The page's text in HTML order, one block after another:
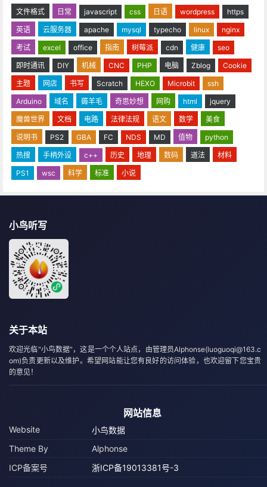
文件格式 日常 javascript css 日语 wordpress
https
英语
云服务器 apache mysql typecho linux
nginx
考试
excel office 指南 树莓派 cdn 健康
seo
即时通讯
DIY 机械 CNC PHP 电脑 Zblog
Cookie
主题
网店 书写 Scratch HEXO Microbit
ssh
Arduino
域名 薅羊毛 奇思妙想 网购 html
jquery
魔兽世界
文档 电路 法律法规 语文 数学
美食
说明书
PS2 GBA FC NDS MD 值物
python
热搜
手柄外设 c++ 历史 地理 数码 道法
材料
PS1
wsc 科学 标准 小说
小鸟听写
关于本站
欢迎光临"小鸟数据"，这是一个个人站点，由管理员Alphonse(luoguoqi@163.c
om)负责更新以及维护。希望网站能让您有良好的访问体验，也欢迎留下您宝贵
的意见！
网站信息
Website
小鸟数据
Theme By
Alphonse
ICP备案号
浙ICP备19013381号-3